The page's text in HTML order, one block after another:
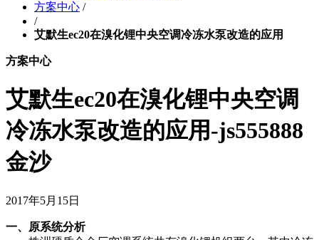
方案中心 /
/
艾默生ec20在溴化锂中央空调冷冻水泵改造的应用
方案中心
艾默生ec20在溴化锂中央空调
冷冻水泵改造的应用-js555888
金沙
2017年5月15日
一、原系统分析